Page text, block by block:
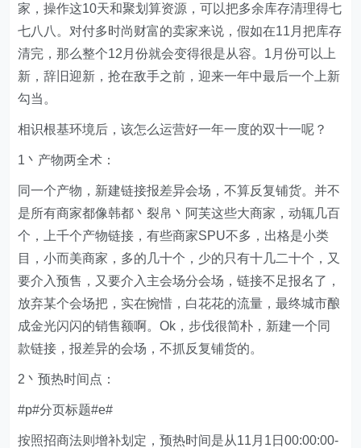
家，操作这10天和聚划算资源，可以把多余库存清理得七
七八八。对付多时尚财富的卖家来说，假如在11月把库存
清完，那么整个12月份就会变得很是从容。1月份可以上
新，辞旧迎新，抢在敌手之前，迎来一年中最后一个上新
勾当。
相识根基环境后，该怎么运营好一年一度的双十一呢？
1丶产物两全术：
同一个产物，新建链接报差异会场，不算反复铺货。并不
是所有商家都像韩都丶裂帛丶阿芙这些大商家，动辄几百
个，上千个产物链接，有些商家SPU不多，出格是小类
目，小而美商家，多的几十个，少的只有十几二十个，又
要介入预售，又要介入主会场分会场，链接不足报名了，
放弃某个会场把，实在惋惜，白花花的流量，最终城市酿
成金光闪闪的销售额啊。Ok，步伐很简朴，新建一个同
款链接，报差异的会场，不抓反复铺货的。
2丶预热时间点：
#p#分页标题#e#
按照招商法则增补划定，预热时间是从11月1日00:00:00-